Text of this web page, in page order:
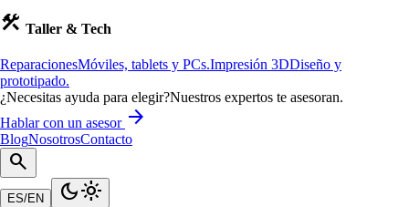
construction Taller & Tech
ReparacionesMóviles, tablets y PCs.Impresión 3DDiseño y
prototipado.
¿Necesitas ayuda para elegir?Nuestros expertos te asesoran.
Hablar con un asesor arrow_forward
BlogNosotrosContacto
search
ES/EN dark_modelight_mode